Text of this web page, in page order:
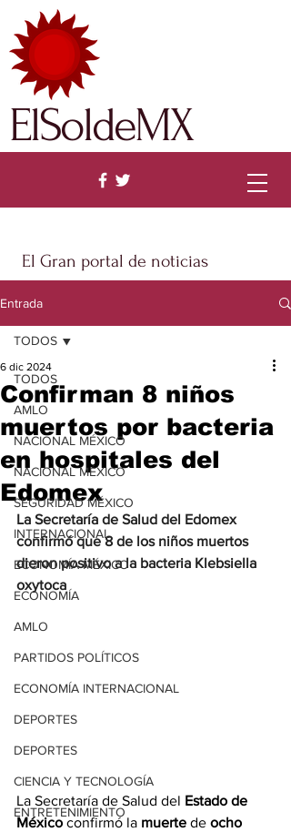
El Gran portal de noticias
ElSoldeMX
Entrada
TODOS
AMLO
NACIONAL MÉXICO
NACIONAL MÉXICO
SEGURIDAD MÉXICO
INTERNACIONAL
ECONOMÍA MÉXICO
ECONOMÍA
AMLO
PARTIDOS POLÍTICOS
ECONOMÍA INTERNACIONAL
DEPORTES
DEPORTES
CIENCIA Y TECNOLOGÍA
ENTRETENIMIENTO
TODOS
Confirman 8 niños
muertos por bacteria
en hospitales del
Edomex
6 dic 2024
La Secretaría de Salud del Edomex
confirmó que 8 de los niños muertos
dieron positivo a la bacteria Klebsiella
oxytoca
La Secretaría de Salud del Estado de
México confirmó la muerte de ocho